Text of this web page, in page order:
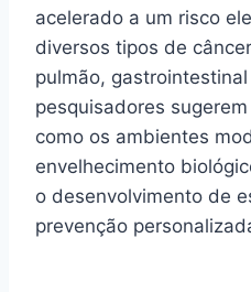
acelerado a um risco
diversos tipos de
pulmão,
pesquisadores
como os ambientes
envelhecimento
o desenvolvimento de
prevenção